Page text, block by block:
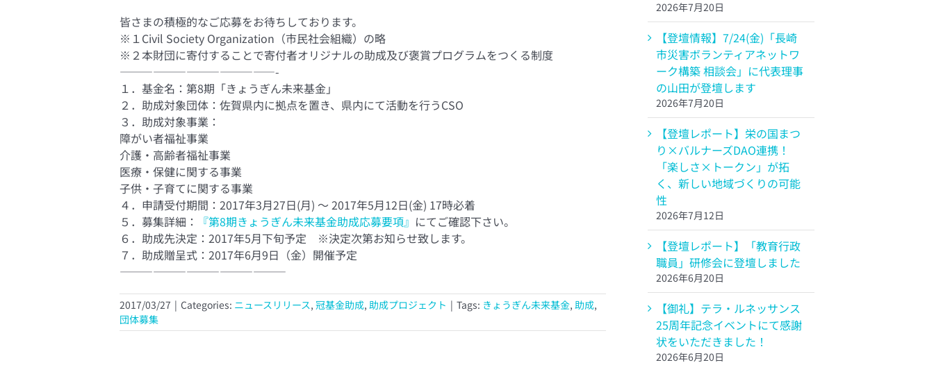
皆さまの積極的なご応募をお待ちしております。
※１Civil Society Organization（市民社会組織）の略
※２本財団に寄付することで寄付者オリジナルの助成及び褒賞プログラムをつくる制度
——————————————-
１．基金名：第8期「きょうぎん未来基金」
２．助成対象団体：佐賀県内に拠点を置き、県内にて活動を行うCSO
３．助成対象事業：
障がい者福祉事業
介護・高齢者福祉事業
医療・保健に関する事業
子供・子育てに関する事業
４．申請受付期間：2017年3月27日(月) ～ 2017年5月12日(金) 17時必着
５．募集詳細：
『第8期きょうぎん未来基金助成応募要項』 にてご確認下さい。
６．助成先決定：2017年5月下旬予定 ※決定次第お知らせ致します。
７．助成贈呈式：2017年6月9日（金）開催予定
———————————————
2017/03/27 | Categories: ニュースリリース, 冠基金助成, 助成プロジェクト | Tags: きょうぎん未来基金, 助成,
団体募集
2026年7月20日
【登壇情報】7/24(金)「長崎
市災害ボランティアネットワ
ーク構築 相談会」に代表理事
の山田が登壇します
2026年7月20日
【登壇レポート】栄の国まつ
り×バルナーズDAO連携！
「楽しさ×トークン」が拓
く、新しい地域づくりの可能
性
2026年7月12日
【登壇レポート】「教育行政
職員」研修会に登壇しました
2026年6月20日
【御礼】テラ・ルネッサンス
25周年記念イベントにて感謝
状をいただきました！
2026年6月20日